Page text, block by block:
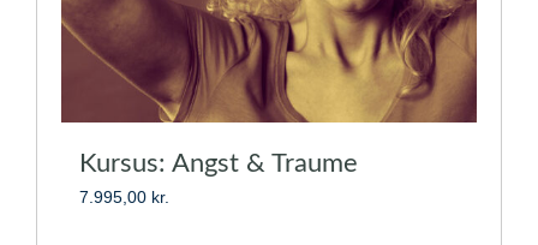
Kursus: Angst & Traume
7.995,00 kr.